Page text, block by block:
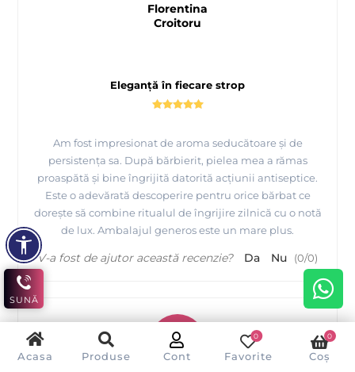
Acasa Produse Cont Favorite
0
Coș
0
Eleganță în fiecare strop
Am fost impresionat de aroma seducătoare și de
persistența sa. După bărbierit, pielea mea a rămas
proaspătă și bine îngrijită datorită acțiunii antiseptice.
Este o adevărată descoperire pentru orice bărbat ce
dorește să combine ritualul de îngrijire zilnică cu o notă
de lux. Ambalajul generos este un mare plus.
Florentina
Croitoru
V-a fost de ajutor această recenzie? Da Nu (0/0)
C
SUNĂ